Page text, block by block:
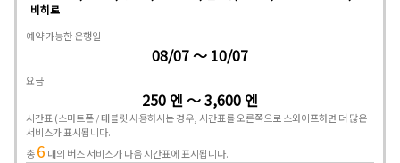
비히로
예약 가능한 운행일
08/07 ～ 10/07
요금
250 엔 ～ 3,600 엔
시간표 (스마트폰 / 태블릿 사용하시는 경우, 시간표를 오른쪽으로 스와이프하면 더 많은
서비스가 표시됩니다.
총6 대의 버스 서비스가 다음 시간표에 표시됩니다.